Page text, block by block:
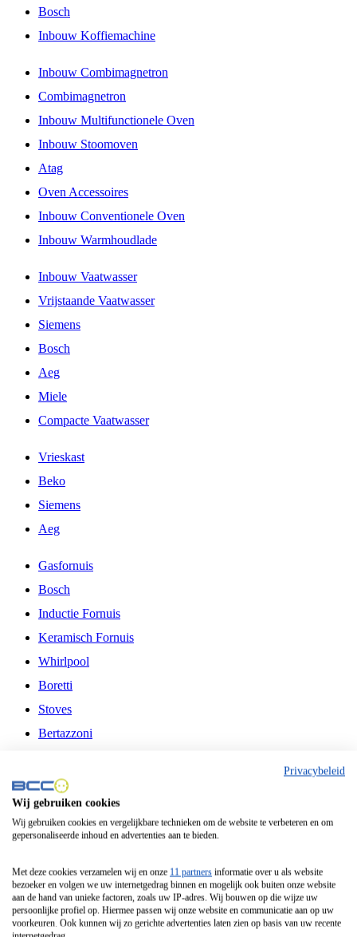
Bosch
Inbouw Koffiemachine
Inbouw Combimagnetron
Combimagnetron
Inbouw Multifunctionele Oven
Inbouw Stoomoven
Atag
Oven Accessoires
Inbouw Conventionele Oven
Inbouw Warmhoudlade
Inbouw Vaatwasser
Vrijstaande Vaatwasser
Siemens
Bosch
Aeg
Miele
Compacte Vaatwasser
Vrieskast
Beko
Siemens
Aeg
Gasfornuis
Bosch
Inductie Fornuis
Keramisch Fornuis
Whirlpool
Boretti
Stoves
Bertazzoni
Fitelli
Airfryer
Frituurpan
Contactgrill
Broodbakmachine
Broodrooster
Privacybeleid
Wij gebruiken cookies
Wij gebruiken cookies en vergelijkbare technieken om de website te verbeteren en om
gepersonaliseerde inhoud en advertenties aan te bieden.
Met deze cookies verzamelen wij en onze 11 partners informatie over u als website
bezoeker en volgen we uw internetgedrag binnen en mogelijk ook buiten onze website
aan de hand van unieke factoren, zoals uw IP-adres. Wij bouwen op die wijze uw
persoonlijke profiel op. Hiermee passen wij onze website en communicatie aan op uw
voorkeuren. Ook kunnen wij zo gerichte advertenties laten zien op basis van uw recente